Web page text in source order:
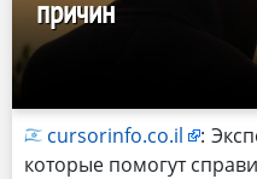
причин
cursorinfo.co.il :
которые помогут